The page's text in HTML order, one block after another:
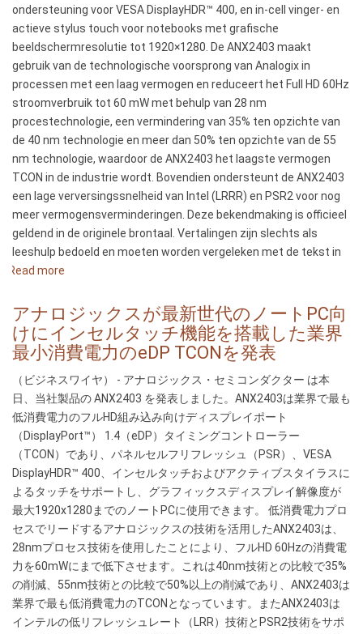
代
笔
记
本
电
脑
推
出
低
功
耗、
采
用
内
触
摸
技
术
的
eDP
定
时
控
制
器
ondersteuning voor VESA DisplayHDR™ 400, en in-cell vinger- en
actieve stylus touch voor notebooks met grafische
beeldschermresolutie tot 1920×1280. De ANX2403 maakt
gebruik van de technologische voorsprong van Analogix in
processen met een laag vermogen en reduceert het Full HD 60Hz
stroomverbruik tot 60 mW met behulp van 28 nm
procestechnologie, een vermindering van 35% ten opzichte van
de 40 nm technologie en meer dan 50% ten opzichte van de 55
nm technologie, waardoor de ANX2403 het laagste vermogen
TCON in de industrie wordt. Bovendien ondersteunt de ANX2403
een lage verversingssnelheid van Intel (LRRR) en PSR2 voor nog
meer vermogensverminderingen. Deze bekendmaking is officieel
geldend in de originele brontaal. Vertalingen zijn slechts als
leeshulp bedoeld en moeten worden vergeleken met de tekst in
Read more
introduceert
de
laagst
presterende
eDP
TCON
van
de
industrie
met
In-
Cell
Touch
voor
de
nieuwste
generatie
notebooks
アナロジックスが最新世代のノートPC向
けにインセルタッチ機能を搭載した業界
最小消費電力のeDP TCONを発表
（ビジネスワイヤ） - アナロジックス・セミコンダクター は本
日、当社製品の ANX2403 を発表しました。ANX2403は業界で最も
低消費電力のフルHD組み込み向けディスプレイポート
（DisplayPort™） 1.4（eDP）タイミングコントローラー
（TCON）であり、パネルセルフリフレッシュ（PSR）、VESA
DisplayHDR™ 400、インセルタッチおよびアクティブスタイラスに
よるタッチをサポートし、グラフィックスディスプレイ解像度が
最大1920x1280までのノートPCに使用できます。 低消費電力プロ
セスでリードするアナロジックスの技術を活用したANX2403は、
28nmプロセス技術を使用したことにより、フルHD 60Hzの消費電
力を60mWにまで低下させます。これは40nm技術との比較で35%
の削減、55nm技術との比較で50%以上の削減であり、ANX2403は
業界で最も低消費電力のTCONとなっています。またANX2403は
インテルの低リフレッシュレート（LRR）技術とPSR2技術をサポ